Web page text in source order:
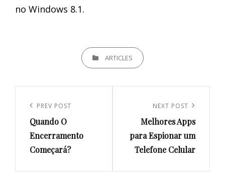
no Windows 8.1.
CATEGORIESARTICLES
artigos
Previous
Post
PREV POST
Quando O
Encerramento
Começará?
Post
NEXT POST
Melhores Apps
para Espionar um
Telefone Celular